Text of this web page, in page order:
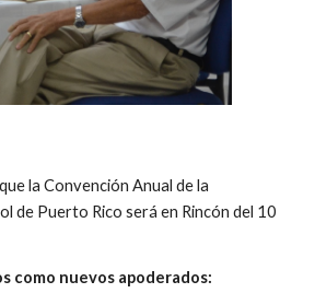
la Convención Anual de la
de Puerto Rico será en Rincón del 10
como nuevos apoderados: